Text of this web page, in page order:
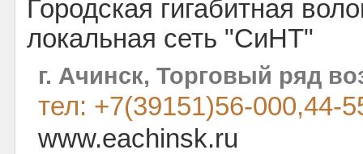
Городская гигабитная
локальная сеть "СиНТ"
г. Ачинск, Торговый ряд
тел: +7(39151)56-000,44-
www.eachinsk.ru